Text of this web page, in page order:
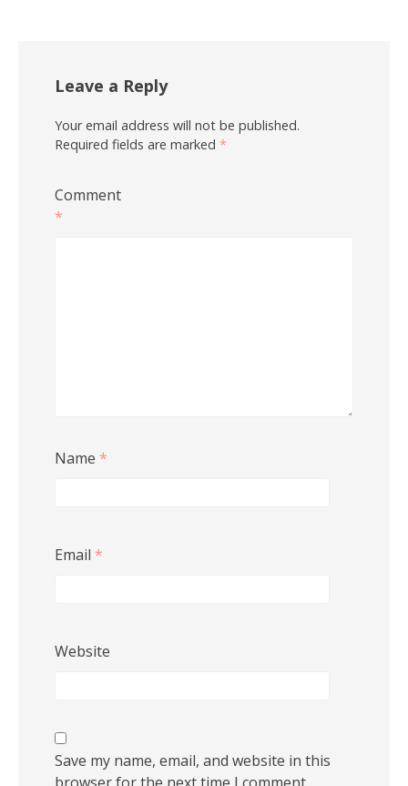
Leave a Reply
Your email address will not be published.
Required fields are marked *
Comment
*
Name *
Email *
Website
Save my name, email, and website in this